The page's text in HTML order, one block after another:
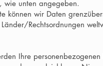
wie unten angegeben.
können wir Daten
Rechtsordnungen
Ihre